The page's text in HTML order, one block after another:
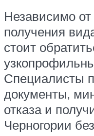
Независимо
получения
стоит
Специалисты
документы,
отказа и
Черногории